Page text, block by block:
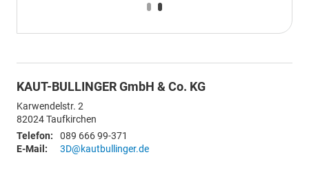
KAUT-BULLINGER GmbH & Co. KG
Karwendelstr. 2
82024Taufkirchen
Telefon:
089 666 99-371
E-Mail:
3D@kautbullinger.de